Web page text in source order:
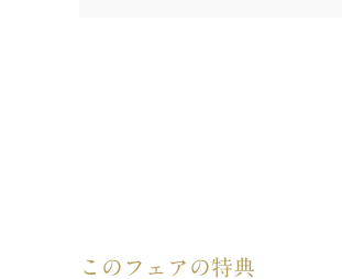
このフェアの特典